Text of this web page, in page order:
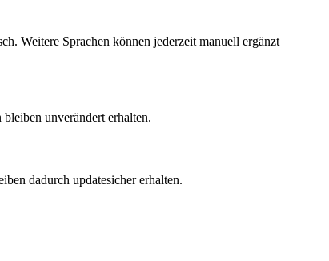
Weitere Sprachen können jederzeit manuell ergänzt
unverändert erhalten.
dadurch updatesicher erhalten.